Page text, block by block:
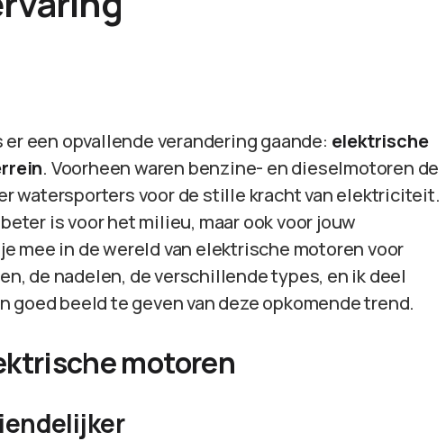
een opvallende verandering gaande: elektrische
. Voorheen waren benzine- en dieselmotoren de
watersporters voor de stille kracht van elektriciteit.
is voor het milieu, maar ook voor jouw
mee in de wereld van elektrische motoren voor
de nadelen, de verschillende types, en ik deel
goed beeld te geven van deze opkomende trend.
motoren